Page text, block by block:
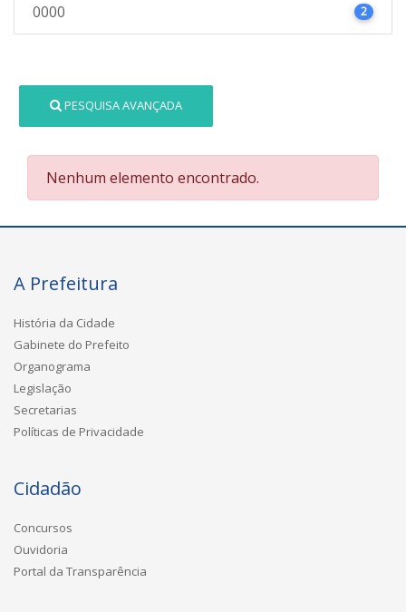
0000 2
PESQUISA AVANÇADA
Nenhum elemento encontrado.
A Prefeitura
História da Cidade
Gabinete do Prefeito
Organograma
Legislação
Secretarias
Políticas de Privacidade
Cidadão
Concursos
Ouvidoria
Portal da Transparência